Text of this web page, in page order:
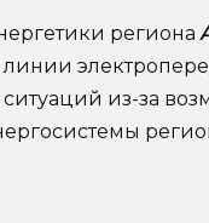
региона
из-за